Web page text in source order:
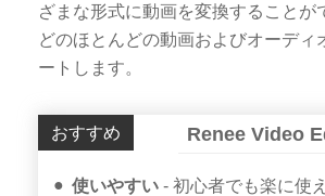
ざまな形式に動画を変換すること
どのほとんどの動画およびオーデ
ートします。
おすすめ Renee Video
使いやすい
初心者でも楽に使